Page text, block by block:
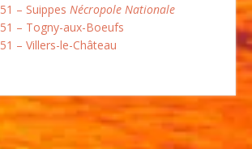
51 – Suippes Nécropole Nationale
51 – Togny-aux-Boeufs
51 – Villers-le-Château